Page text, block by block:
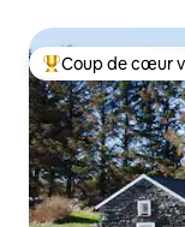
Coups de cœur
Coup de cœur